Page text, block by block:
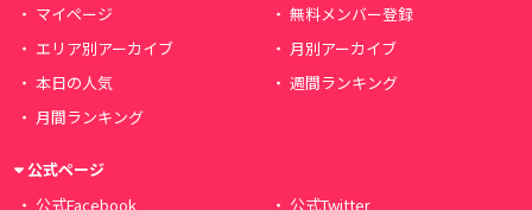
マイページ
無料メンバー登録
エリア別アーカイブ
月別アーカイブ
本日の人気
週間ランキング
月間ランキング
公式ページ
公式Facebook
公式Twitter